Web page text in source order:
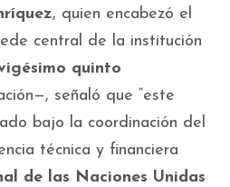
, quien encabezó el
central de la institución
quinto
señaló que “este
bajo la coordinación del
técnica y financiera
de las Naciones Unidas